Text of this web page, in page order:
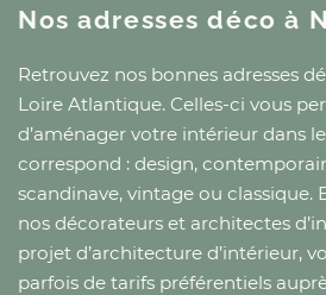
Nos adresses décoà
Retrouvez nos bonnes adresses
Loire Atlantique. Celles-ci vous
d’aménager votre intérieur dans
correspond : design,
scandinave, vintage ou classique.
nos décorateurs et architectes
projet d’architecture d’intérieur,
parfois de tarifs préférentiels